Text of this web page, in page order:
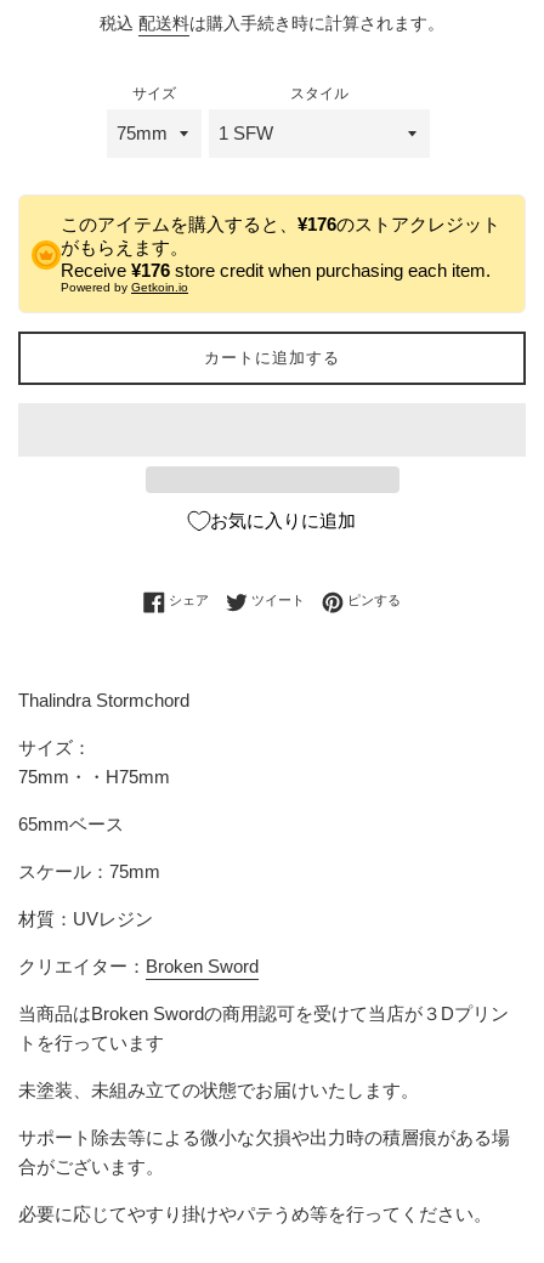
価
税込 配送料は購入手続き時に計算されます。
サイズ スタイル
このアイテムを購入すると、 ¥176のストアクレジット
がもらえます。
Receive ¥176 store credit when purchasing each item.
Powered by Getkoin.io
カートに追加する
お気に入りに追加
シェア Facebookでシェアする
ツイート Twitterに投稿する
ピンする
Thalindra Stormchord
サイズ：
75mm・・H75mm
65mmベース
スケール：75mm
材質：UVレジン
クリエイター： Broken Sword
当商品はBroken Swordの商用認可を受けて当店が３Dプリン
トを行っています
未塗装、未組み立ての状態でお届けいたします。
サポート除去等による微小な欠損や出力時の積層痕がある場
合がございます。
必要に応じてやすり掛けやパテうめ等を行ってください。